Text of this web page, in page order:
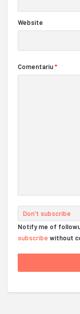
Website
Comentariu*
Notify me of
subscribe without